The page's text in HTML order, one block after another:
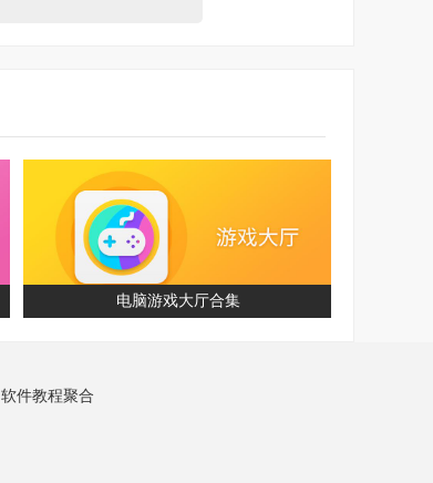
电脑游戏大厅合集
软件教程聚合